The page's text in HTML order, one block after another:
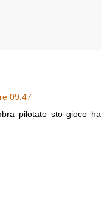
09:47
pilotato sto gioco ha